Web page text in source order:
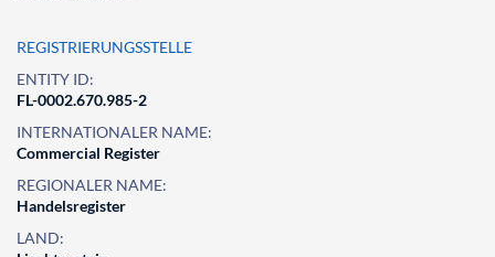
REGISTRIERUNGSSTELLE
ENTITY ID:
FL-0002.670.985-2
INTERNATIONALER NAME:
Commercial Register
REGIONALER NAME:
Handelsregister
LAND: